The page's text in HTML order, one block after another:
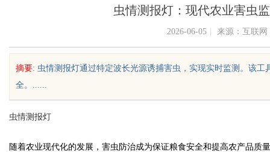
虫情测报灯：现代农业害虫
2026-06-05 来源：互联网
摘要: 虫情测报灯通过特定波长光源诱捕害虫，实现实时监测。该
全。......
虫情测报灯
随着农业现代化的发展，害虫防治成为保证粮食安全和提高农产品质
配眼镜